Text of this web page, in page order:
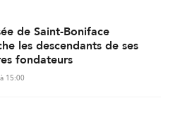
de Saint-Boniface
les descendants de ses
fondateurs
15:00